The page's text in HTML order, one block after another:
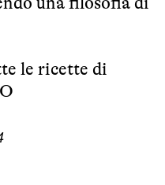
le ricette di